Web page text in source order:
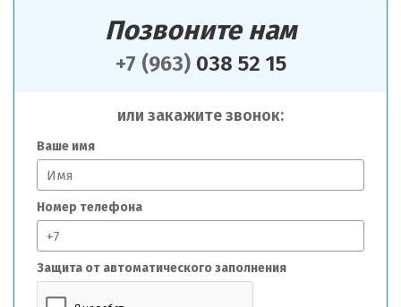
Позвоните нам
+7 (963)038 52 15
или закажите звонок:
Ваше имя
Номер телефона
Защита от автоматического заполнения